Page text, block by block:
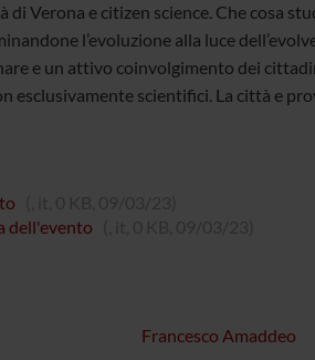
di Verona e citizen science. Che cosa
l’evoluzione alla luce
e un attivo coinvolgimento dei
esclusivamente scientifici. La città e
dell'evento
Francesco Amaddeo